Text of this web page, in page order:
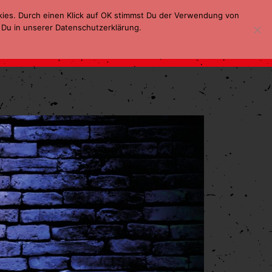
Durch einen Klick auf OK stimmst Du der Verwendung von
in unserer Datenschutzerklärung.